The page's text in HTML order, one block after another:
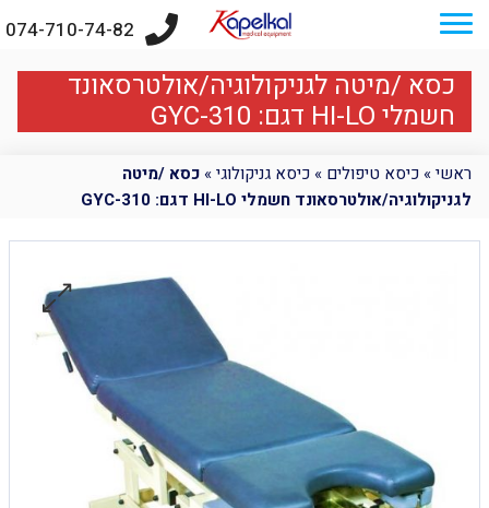
074-710-74-82
כסא /מיטה לגניקולוגיה/אולטרסאונד
חשמלי HI-LO דגם: GYC-310
ראשי» כיסא טיפולים » כיסא גניקולוגי» כסא /מיטה
לגניקולוגיה/אולטרסאונד חשמלי HI-LO דגם: GYC-310